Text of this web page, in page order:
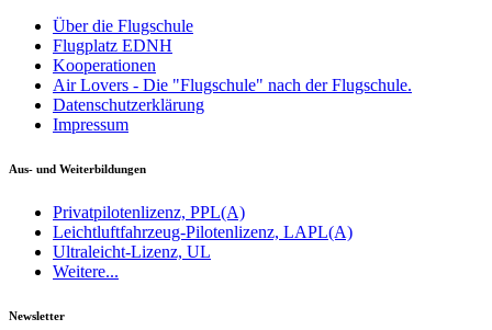
Über die Flugschule
Flugplatz EDNH
Kooperationen
Air Lovers - Die "Flugschule" nach der Flugschule.
Datenschutzerklärung
Impressum
Aus- und Weiterbildungen
Privatpilotenlizenz, PPL(A)
Leichtluftfahrzeug-Pilotenlizenz, LAPL(A)
Ultraleicht-Lizenz, UL
Weitere...
Newsletter